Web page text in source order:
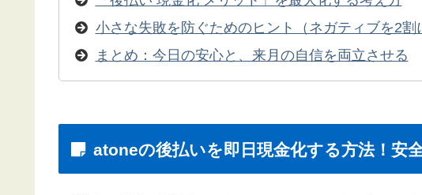
小さな失敗を防ぐためのヒント（ネガティブを2割
まとめ：今日の安心と、来月の自信を両立させる
atoneの後払いを即日現金化する方法！安